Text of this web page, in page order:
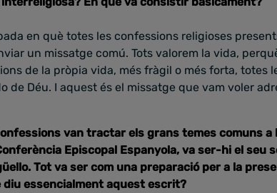
en què totes les confessions religioses
un missatge comú. Tots valorem la vida,
de la pròpia vida, més fràgil o més forta, totes
de Déu. I aquest és el missatge que vam voler
van tractar els grans temes comuns
Episcopal Espanyola, va ser-hi el seu
Tot va ser com una preparació per a la
diu essencialment aquest escrit?